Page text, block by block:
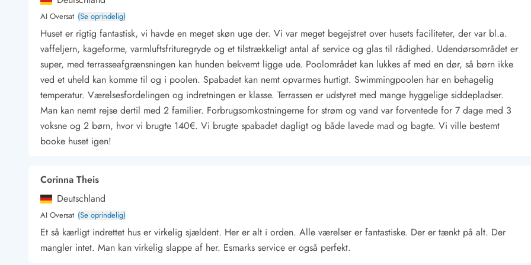
Kunsthåndværk og gallerier
Sandskulpturfestival
Hold jul i sommerhuset
Vikingetiden i Danmark
Kontakt BjerregårdKontakt Søndervig Kontakt Houstrup Kontakt FanøKontakt BlåvandKontakt VejersKontakt HenneKontakt RømøKontakt
Kontakt, åbningstider og døgnvagt
Gæsterne siger
Nyhedsbrev
Sponsorater - Esmark støtter
Persondata- og cookiepolitik
AI Oversat (Se oprindelig)
Huset er rigtig fantastisk, vi havde en meget skøn uge der. Vi var meget begejstret over husets faciliteter, der var bl.a.
vaffeljern, kageforme, varmluftsfrituregryde og et tilstrækkeligt antal af service og glas til rådighed. Udendørsområdet er
super, med terrasseafgrænsningen kan hunden bekvemt ligge ude. Poolområdet kan lukkes af med en dør, så børn ikke
ved et uheld kan komme til og i poolen. Spabadet kan nemt opvarmes hurtigt. Swimmingpoolen har en behagelig
temperatur. Værelsesfordelingen og indretningen er klasse. Terrassen er udstyret med mange hyggelige siddepladser.
Man kan nemt rejse dertil med 2 familier. Forbrugsomkostningerne for strøm og vand var forventede for 7 dage med 3
voksne og 2 børn, hvor vi brugte 140€. Vi brugte spabadet dagligt og både lavede mad og bagte. Vi ville bestemt
booke huset igen!
Corinna Theis
Deutschland
AI Oversat (Se oprindelig)
Et så kærligt indrettet hus er virkelig sjældent. Her er alt i orden. Alle værelser er fantastiske. Der er tænkt på alt. Der
mangler intet. Man kan virkelig slappe af her. Esmarks service er også perfekt.